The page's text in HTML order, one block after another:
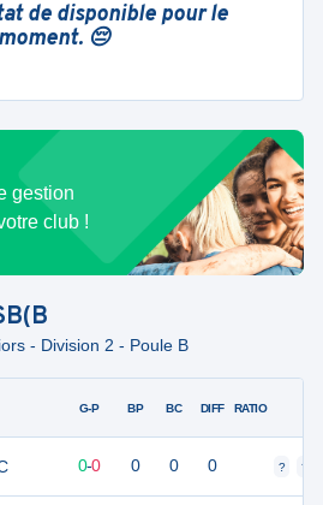
de disponible pour le
moment. 😔
gestion
club !
- Division 2 - Poule B
G-P BP BC DIFF RATIO
0 0-0 0 0 0 ? ?